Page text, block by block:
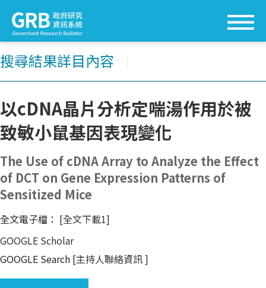
搜尋結果詳目內容
以cDNA晶片分析定喘湯作用於被
致敏小鼠基因表現變化
The Use of cDNA Array to Analyze the Effect
of DCT on Gene Expression Patterns of
Sensitized Mice
全文電子檔： [全文下載1]
GOOGLE Scholar
GOOGLE Search [主持人聯絡資訊]